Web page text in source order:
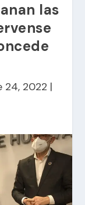
las
24, 2022 |